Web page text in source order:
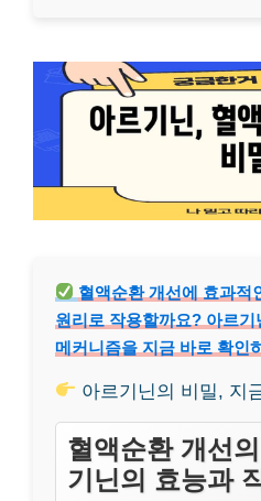
혈액순환 개선에 효과적
원리로 작용할까요? 아르
메커니즘을 지금 바로 확인
아르기닌의 비밀, 지
혈액순환 개선
기닌의 효능과